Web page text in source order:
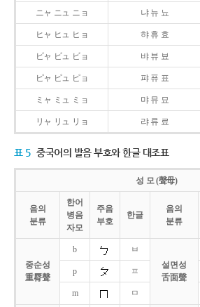
ニャ ニュ ニョ 냐 뉴 뇨
ヒャ ヒュ ヒョ 햐 휴 효
ビャ ビュ ビョ 뱌 뷰 뵤
ピャ ピュ ピョ 퍄 퓨 표
ミャ ミュ ミョ 먀 뮤 묘
リャ リュ リョ 랴 류 료
표 5 중국어의 발음 부호와 한글 대조표
성 모 (聲母)
음의
분류
한어
병음
자모
주음
부호
한글
음의
분류
중순성
重脣聲
b
ㅂ
설면성
舌面聲
p ㅍ
m ㅁ